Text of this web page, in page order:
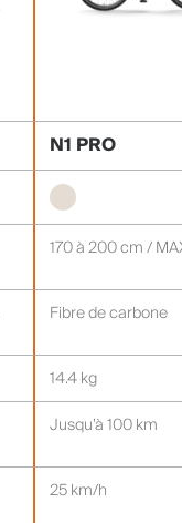
N1 PRO
170 à 200 cm /
Fibre de carbone
14.4 kg
Jusqu’à 100 km
25 km/h